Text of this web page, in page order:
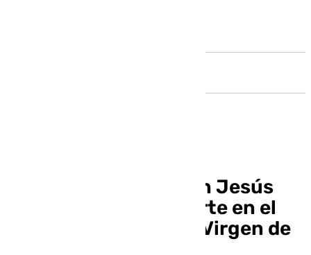
El tesorero y banderín Jesús
Fernández se convierte en el
nuevo presidente de Virgen de